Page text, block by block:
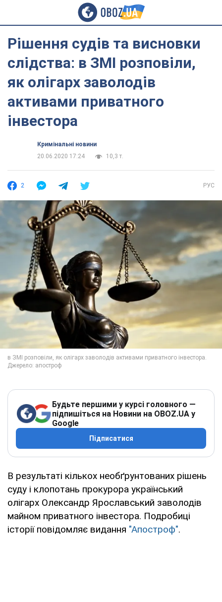
Рішення судів та висновки
слідства: в ЗМІ розповіли,
як олігарх заволодів
активами приватного
інвестора
Кримінальні новини
20.06.2020 17:24
10,3 т.
2 РУС
Будьте першими у курсі головного —
підпишіться на Новини на OBOZ.UA у
Google
Підписатися
В результаті кількох необґрунтованих рішень
суду і клопотань прокурора український
олігарх Олександр Ярославський заволодів
майном приватного інвестора. Подробиці
історії повідомляє видання "Апостроф".